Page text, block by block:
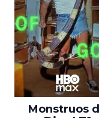
Monstruos